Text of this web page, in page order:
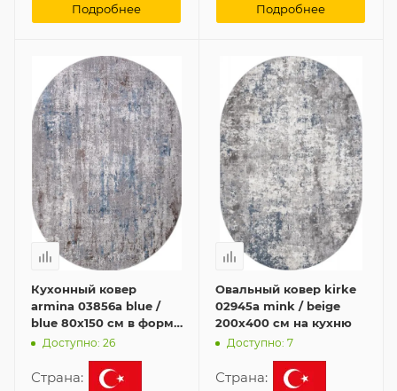
Подробнее Подробнее
Кухонный ковер
armina 03856a blue /
blue 80x150 см в форме
овала
Доступно: 26
Страна:
Овальный ковер kirke
02945a mink / beige
200x400 см на кухню
Доступно: 7
Страна: